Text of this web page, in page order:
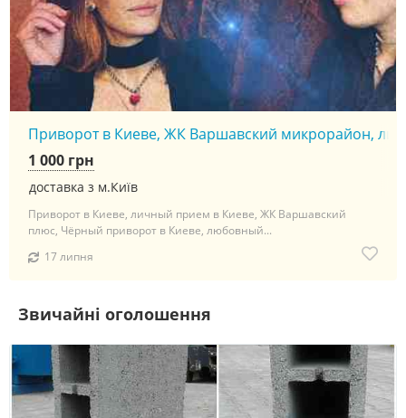
Приворот в Киеве, ЖК Варшавский микрорайон,
доставка з м.Київ
1 000 грн
Приворот в Киеве, личный прием в Киеве, ЖК Варшавский
плюс, Чёрный приворот в Киеве, любовный...
17 липня
Звичайні оголошення